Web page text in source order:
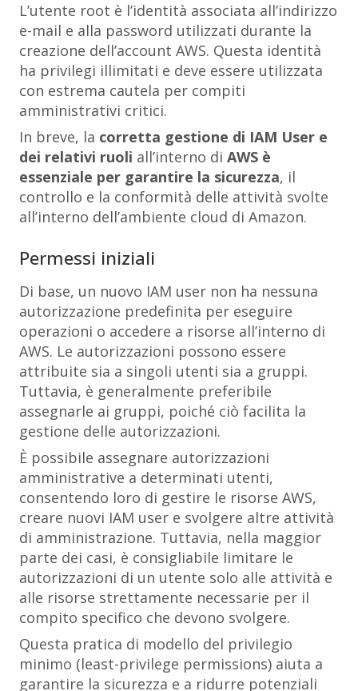
L’utente root è l’identità associata all’indirizzo
e-mail e alla password utilizzati durante la
creazione dell’account AWS. Questa identità
ha privilegi illimitati e deve essere utilizzata
con estrema cautela per compiti
amministrativi critici.
In breve, la corretta gestione di IAM User e
dei relativi ruoli all’interno di AWS è
essenziale per garantire la sicurezza, il
controllo e la conformità delle attività svolte
all’interno dell’ambiente cloud di Amazon.
Permessi iniziali
Di base, un nuovo IAM user non ha nessuna
autorizzazione predefinita per eseguire
operazioni o accedere a risorse all’interno di
AWS. Le autorizzazioni possono essere
attribuite sia a singoli utenti sia a gruppi.
Tuttavia, è generalmente preferibile
assegnarle ai gruppi, poiché ciò facilita la
gestione delle autorizzazioni.
È possibile assegnare autorizzazioni
amministrative a determinati utenti,
consentendo loro di gestire le risorse AWS,
creare nuovi IAM user e svolgere altre attività
di amministrazione. Tuttavia, nella maggior
parte dei casi, è consigliabile limitare le
autorizzazioni di un utente solo alle attività e
alle risorse strettamente necessarie per il
compito specifico che devono svolgere.
Questa pratica di modello del privilegio
minimo (least-privilege permissions) aiuta a
garantire la sicurezza e a ridurre potenziali